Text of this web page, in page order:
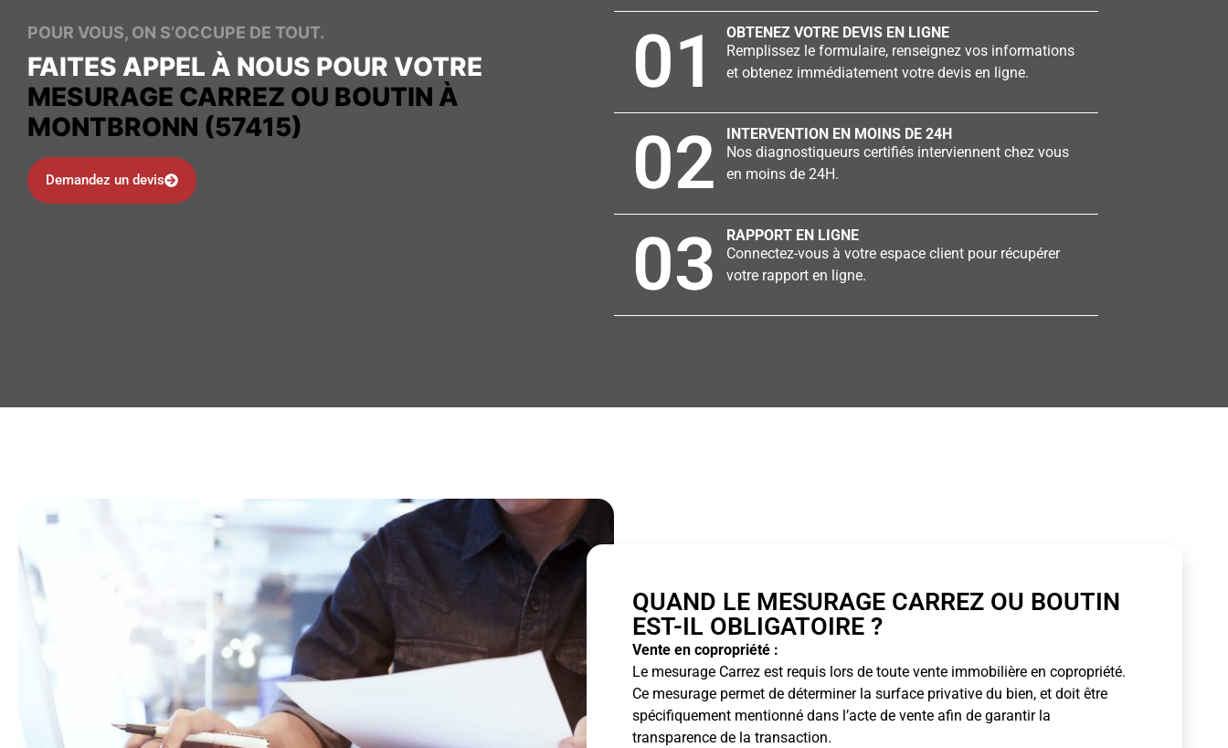
POUR VOUS, ON S’OCCUPE DE TOUT.
FAITES APPEL À NOUS POUR VOTRE
MESURAGE CARREZ OU BOUTIN À
MONTBRONN (57415)
Demandez un devis
01
OBTENEZ VOTRE DEVIS EN LIGNE
Remplissez le formulaire, renseignez vos informations
et obtenez immédiatement votre devis en ligne.
02
INTERVENTION EN MOINS DE 24H
Nos diagnostiqueurs certifiés interviennent chez vous
en moins de 24H.
03
RAPPORT EN LIGNE
Connectez-vous à votre espace client pour récupérer
votre rapport en ligne.
QUAND LE MESURAGE CARREZ OU BOUTIN
EST-IL OBLIGATOIRE ?
Vente en copropriété :
Le mesurage Carrez est requis lors de toute vente immobilière en copropriété.
Ce mesurage permet de déterminer la surface privative du bien, et doit être
spécifiquement mentionné dans l’acte de vente afin de garantir la
transparence de la transaction.